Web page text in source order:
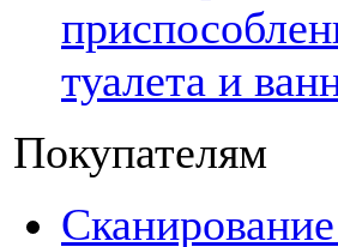
туалета и
Покупателям